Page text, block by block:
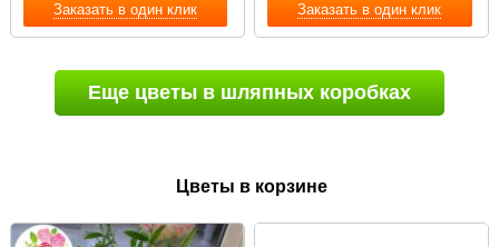
Заказать в один клик Заказать в один клик
Еще цветы в шляпных коробках
Цветы в корзине